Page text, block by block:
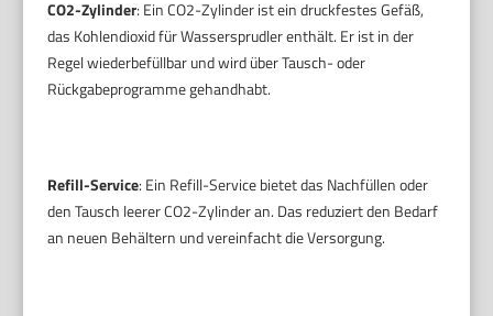
CO2-Zylinder: Ein CO2-Zylinder ist ein druckfestes Gefäß,
das Kohlendioxid für Wassersprudler enthält. Er ist in der
Regel wiederbefüllbar und wird über Tausch- oder
Rückgabeprogramme gehandhabt.
Refill-Service: Ein Refill-Service bietet das Nachfüllen oder
den Tausch leerer CO2-Zylinder an. Das reduziert den Bedarf
an neuen Behältern und vereinfacht die Versorgung.